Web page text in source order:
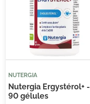
NUTERGIA
Nutergia Ergystérol+ -
90 gélules